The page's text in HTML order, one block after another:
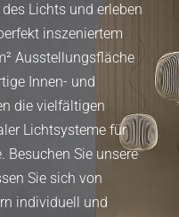
Lichts und erleben
inszeniertem
Ausstellungsfläche
Innen- und
die vielfältigen
Lichtsysteme für
Besuchen Sie unsere
Sie sich von
individuell und